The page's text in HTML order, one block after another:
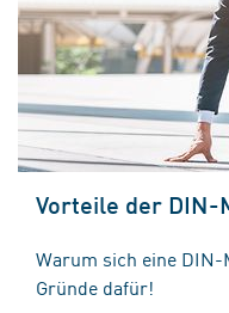
Vorteile der DIN-
Warum sich eine
Gründe dafür!